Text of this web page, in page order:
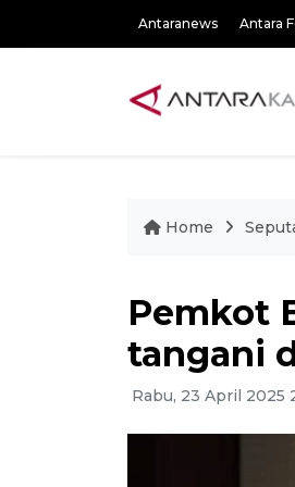
Antaranews Antara
Home
Pemkot
tangani
Rabu, 23 April 2025